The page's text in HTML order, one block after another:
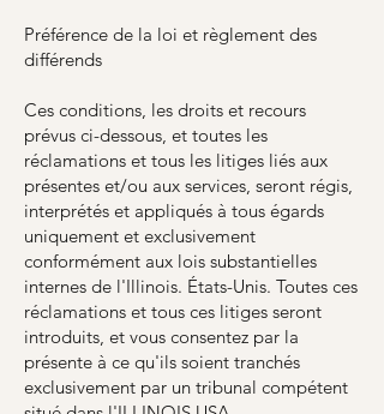
Préférence de la loi et règlement des
différends
Ces conditions, les droits et recours
prévus ci-dessous, et toutes les
réclamations et tous les litiges liés aux
présentes et/ou aux services, seront régis,
interprétés et appliqués à tous égards
uniquement et exclusivement
conformément aux lois substantielles
internes de l'Illinois. États-Unis. Toutes ces
réclamations et tous ces litiges seront
introduits, et vous consentez par la
présente à ce qu'ils soient tranchés
exclusivement par un tribunal compétent